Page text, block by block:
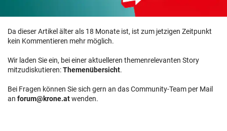
Da dieser Artikel älter als 18 Monate ist, ist zum jetzigen Zeitpunkt
kein Kommentieren mehr möglich.
Wir laden Sie ein, bei einer aktuelleren themenrelevanten Story
mitzudiskutieren:Themenübersicht.
Bei Fragen können Sie sich gern an das Community-Team per Mail
an forum@krone.atwenden.